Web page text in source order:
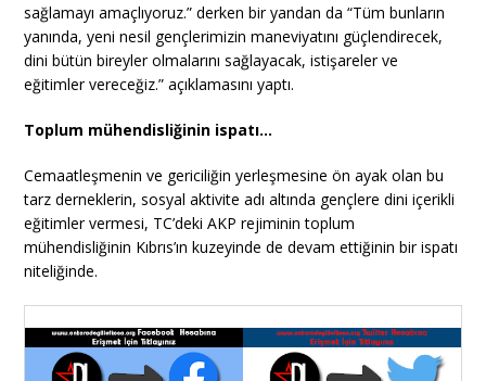
sağlamayı amaçlıyoruz.” derken bir yandan da “Tüm bunların
yanında, yeni nesil gençlerimizin maneviyatını güçlendirecek,
dini bütün bireyler olmalarını sağlayacak, istişareler ve
eğitimler vereceğiz.” açıklamasını yaptı.
Toplum mühendisliğinin ispatı…
Cemaatleşmenin ve gericiliğin yerleşmesine ön ayak olan bu
tarz derneklerin, sosyal aktivite adı altında gençlere dini içerikli
eğitimler vermesi, TC’deki AKP rejiminin toplum
mühendisliğinin Kıbrıs’ın kuzeyinde de devam ettiğinin bir ispatı
niteliğinde.